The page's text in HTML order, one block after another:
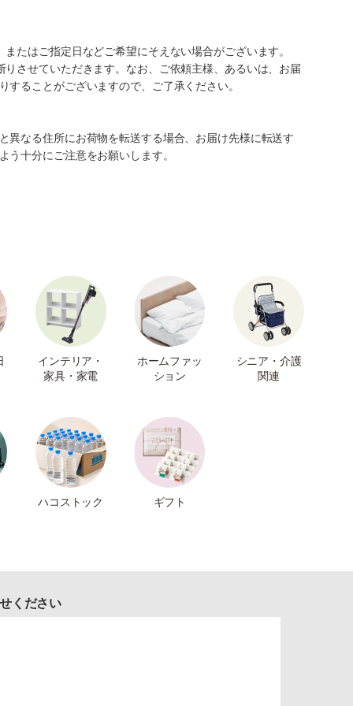
たはご指定日などご希望にそえない場合がございます。
させていただきます。なお、ご依頼主様、あるいは、お届
ることがございますので、ご了承ください。
異なる住所にお荷物を転送する場合、お届け先様に転送す
十分にご注意をお願いします。
インテリア・
家具・家電
ホームファッ
ション
シニア・介護
関連
ハコストック ギフト
ください